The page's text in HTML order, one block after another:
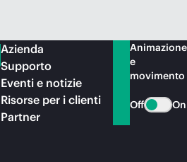
Azienda
Supporto
Eventi e notizie
Risorse per i clienti
Partner
Animazione
e
movimento
Off On